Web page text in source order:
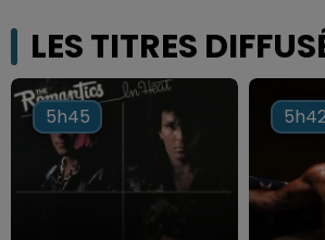
LES TITRES
5h45
5h45